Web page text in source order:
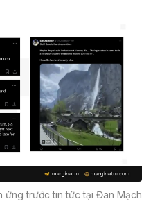
ứng trước tin tức tại Đan Mạch